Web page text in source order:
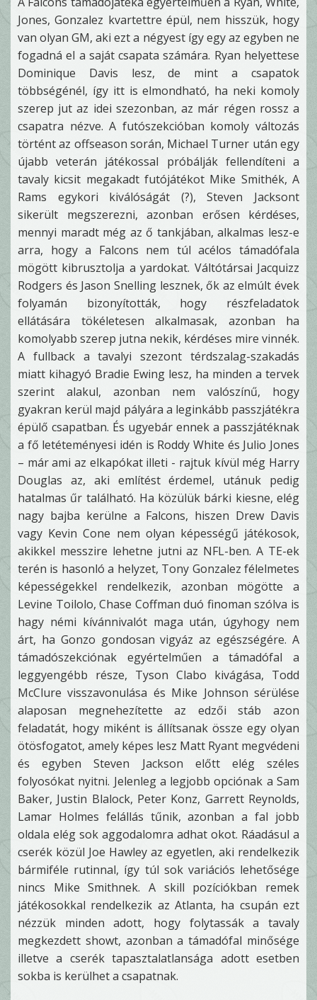
Jones, Gonzalez kvartettre épül, nem hisszük, hogy
van olyan GM, aki ezt a négyest így egy az egyben ne
fogadná el a saját csapata számára. Ryan helyettese
Dominique Davis lesz, de mint a csapatok
többségénél, így itt is elmondható, ha neki komoly
szerep jut az idei szezonban, az már régen rossz a
csapatra nézve. A futószekcióban komoly változás
történt az offseason során, Michael Turner után egy
újabb veterán játékossal próbálják fellendíteni a
tavaly kicsit megakadt futójátékot Mike Smithék, A
Rams egykori kiválóságát (?), Steven Jacksont
sikerült megszerezni, azonban erősen kérdéses,
mennyi maradt még az ő tankjában, alkalmas lesz-e
arra, hogy a Falcons nem túl acélos támadófala
mögött kibrusztolja a yardokat. Váltótársai Jacquizz
Rodgers és Jason Snelling lesznek, ők az elmúlt évek
folyamán bizonyították, hogy részfeladatok
ellátására tökéletesen alkalmasak, azonban ha
komolyabb szerep jutna nekik, kérdéses mire vinnék.
A fullback a tavalyi szezont térdszalag-szakadás
miatt kihagyó Bradie Ewing lesz, ha minden a tervek
szerint alakul, azonban nem valószínű, hogy
gyakran kerül majd pályára a leginkább passzjátékra
épülő csapatban. És ugyebár ennek a passzjátéknak
a fő letéteményesi idén is Roddy White és Julio Jones
– már ami az elkapókat illeti - rajtuk kívül még Harry
Douglas az, aki említést érdemel, utánuk pedig
hatalmas űr található. Ha közülük bárki kiesne, elég
nagy bajba kerülne a Falcons, hiszen Drew Davis
vagy Kevin Cone nem olyan képességű játékosok,
akikkel messzire lehetne jutni az NFL-ben. A TE-ek
terén is hasonló a helyzet, Tony Gonzalez félelmetes
képességekkel rendelkezik, azonban mögötte a
Levine Toilolo, Chase Coffman duó finoman szólva is
hagy némi kívánnivalót maga után, úgyhogy nem
árt, ha Gonzo gondosan vigyáz az egészségére. A
támadószekciónak egyértelműen a támadófal a
leggyengébb része, Tyson Clabo kivágása, Todd
McClure visszavonulása és Mike Johnson sérülése
alaposan megnehezítette az edzői stáb azon
feladatát, hogy miként is állítsanak össze egy olyan
ötösfogatot, amely képes lesz Matt Ryant megvédeni
és egyben Steven Jackson előtt elég széles
folyosókat nyitni. Jelenleg a legjobb opciónak a Sam
Baker, Justin Blalock, Peter Konz, Garrett Reynolds,
Lamar Holmes felállás tűnik, azonban a fal jobb
oldala elég sok aggodalomra adhat okot. Ráadásul a
cserék közül Joe Hawley az egyetlen, aki rendelkezik
bármiféle rutinnal, így túl sok variációs lehetősége
nincs Mike Smithnek. A skill pozíciókban remek
játékosokkal rendelkezik az Atlanta, ha csupán ezt
nézzük minden adott, hogy folytassák a tavaly
megkezdett showt, azonban a támadófal minősége
illetve a cserék tapasztalatlansága adott esetben
sokba is kerülhet a csapatnak.